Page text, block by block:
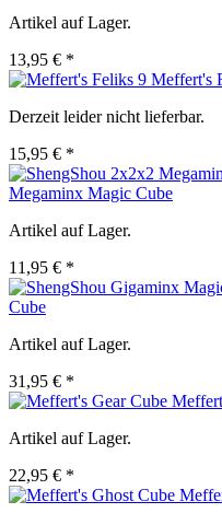
Artikel auf Lager.
13,95 € *
Meffert's
Derzeit leider nicht lieferbar.
15,95 € *
Megaminx Magic Cube
Artikel auf Lager.
11,95 € *
Cube
Artikel auf Lager.
31,95 € *
Artikel auf Lager.
22,95 € *